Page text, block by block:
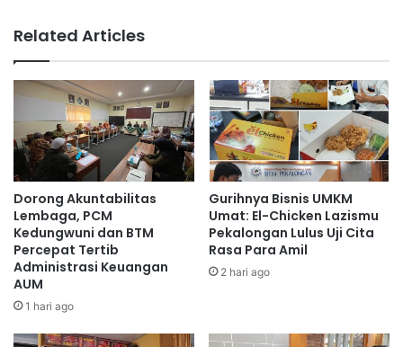
Related Articles
Dorong Akuntabilitas
Lembaga, PCM
Kedungwuni dan BTM
Percepat Tertib
Administrasi Keuangan
AUM
1 hari ago
Gurihnya Bisnis UMKM
Umat: El-Chicken Lazismu
Pekalongan Lulus Uji Cita
Rasa Para Amil
2 hari ago